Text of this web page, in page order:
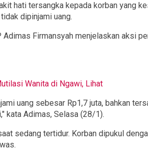
hati tersangka kepada korban yang
dipinjami uang.
Firmansyah menjelaskan aksi
Wanita di Ngawi, Lihat
uang sebesar Rp1,7 juta, bahkan
kata Adimas, Selasa (28/1).
sedang tertidur. Korban dipukul